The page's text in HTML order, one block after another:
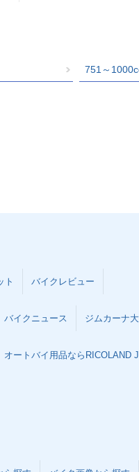
751～
ト バイクレビュー
バイクニュース ジムカーナ
オートバイ用品ならRICOLAND